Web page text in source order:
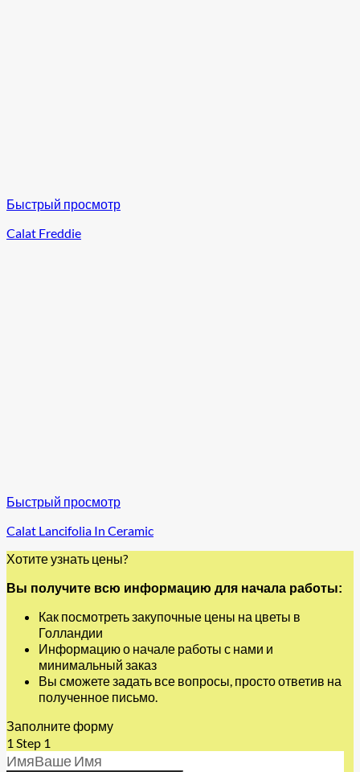
Быстрый просмотр
Calat Freddie
Быстрый просмотр
Calat Lancifolia In Ceramic
Хотите узнать цены?
Вы получите всю информацию для начала работы:
Как посмотреть закупочные цены на цветы в
Голландии
Информацию о начале работы с нами и
минимальный заказ
Вы сможете задать все вопросы, просто ответив на
полученное письмо.
Заполните форму
1 Step 1
ИмяВаше Имя